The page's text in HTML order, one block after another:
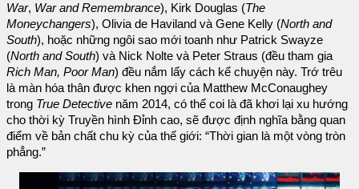
War, War and Remembrance), Kirk Douglas (The
Moneychangers), Olivia de Haviland và Gene Kelly (North and
South), hoặc những ngôi sao mới toanh như Patrick Swayze
(North and South) và Nick Nolte và Peter Straus (đều tham gia
Rich Man, Poor Man) đều nắm lấy cách kể chuyện này. Trớ trêu
là màn hóa thân được khen ngợi của Matthew McConaughey
trong True Detective năm 2014, có thể coi là đã khơi lại xu hướng
cho thời kỳ Truyền hình Đỉnh cao, sẽ được định nghĩa bằng quan
điểm về bản chất chu kỳ của thế giới: “Thời gian là một vòng tròn
phẳng.”